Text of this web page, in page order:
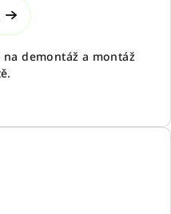
demontáž a montáž